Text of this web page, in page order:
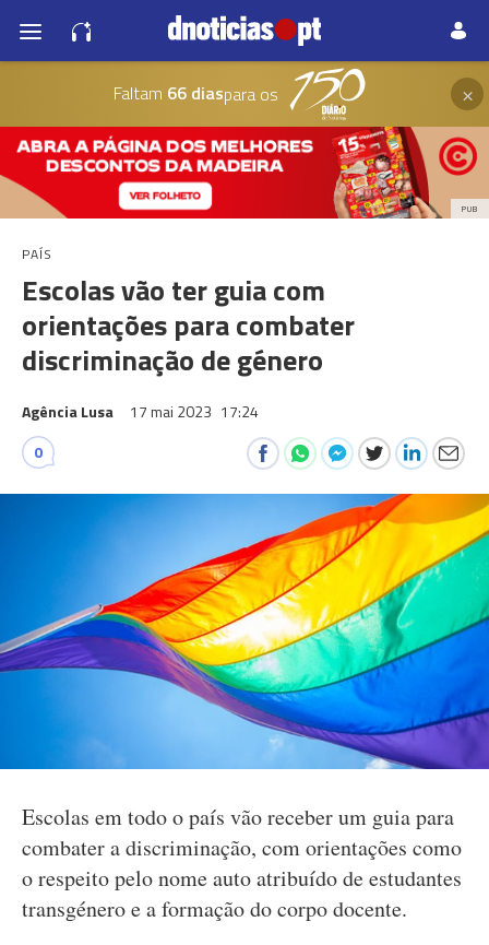
Faltam 66 diaspara os ×
PUB
PAÍS
Escolas vão ter guia com
orientações para combater
discriminação de género
Agência Lusa 17 mai 2023 17:24
0
Escolas em todo o país vão receber um guia para
combater a discriminação, com orientações como
o respeito pelo nome auto atribuído de estudantes
transgénero e a formação do corpo docente.